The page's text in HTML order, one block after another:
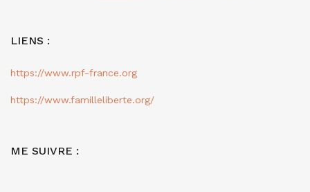
LIENS :
https://www.rpf-france.org
https://www.familleliberte.org/
ME SUIVRE :